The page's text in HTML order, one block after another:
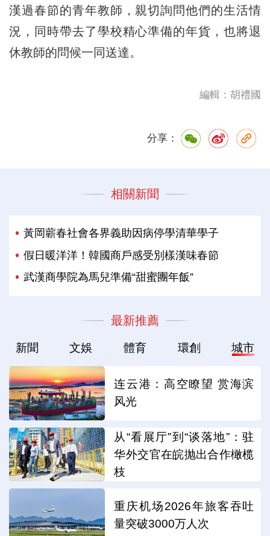
漢過春節的青年教師，親切詢問他們的生活情
況，同時帶去了學校精心準備的年貨，也將退
休教師的問候一同送達。
編輯：胡禮國
分享：
相關新聞
黃岡蘄春社會各界義助因病停學清華學子
假日暖洋洋！韓國商戶感受別樣漢味春節
武漢商學院為馬兒準備“甜蜜團年飯”
最新推薦
新聞 文娛 體育 環創 城市
连云港：高空瞭望 赏海滨
风光
从“看展厅”到“谈落地”：驻
华外交官在皖抛出合作橄榄
枝
重庆机场2026年旅客吞吐
量突破3000万人次